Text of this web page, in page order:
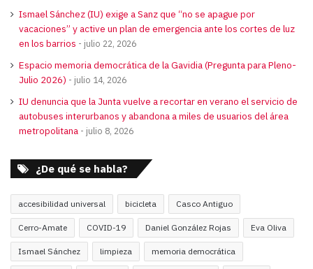
Ismael Sánchez (IU) exige a Sanz que “no se apague por
vacaciones” y active un plan de emergencia ante los cortes de luz
en los barrios
julio 22, 2026
Espacio memoria democrática de la Gavidia (Pregunta para Pleno-
Julio 2026)
julio 14, 2026
IU denuncia que la Junta vuelve a recortar en verano el servicio de
autobuses interurbanos y abandona a miles de usuarios del área
metropolitana
julio 8, 2026
¿De qué se habla?
accesibilidad universal bicicleta Casco Antiguo
Cerro-Amate COVID-19 Daniel González Rojas Eva Oliva
Ismael Sánchez limpieza memoria democrática